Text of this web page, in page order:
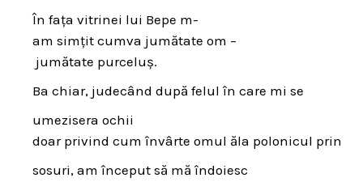
În fața vitrinei lui Bepe m-
am simțit cumva jumătate om –
jumătate purceluș.
Ba chiar, judecând după felul în care mi se
umezisera ochii
doar privind cum învârte omul ăla polonicul prin
sosuri, am început să mă îndoiesc